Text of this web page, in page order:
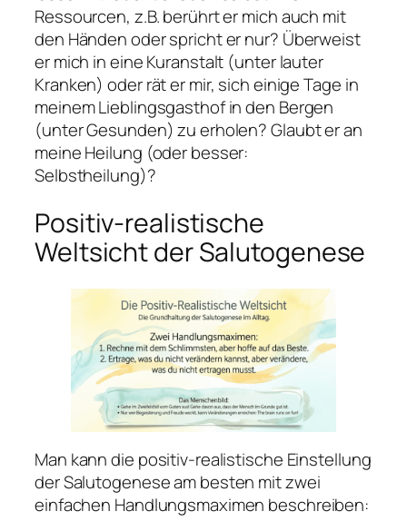
Ressourcen, z.B. berührt er mich auch mit
den Händen oder spricht er nur? Überweist
er mich in eine Kuranstalt (unter lauter
Kranken) oder rät er mir, sich einige Tage in
meinem Lieblingsgasthof in den Bergen
(unter Gesunden) zu erholen? Glaubt er an
meine Heilung (oder besser:
Selbstheilung)?
Positiv-realistische
Weltsicht der Salutogenese
Man kann die positiv-realistische Einstellung
der Salutogenese am besten mit zwei
einfachen Handlungsmaximen beschreiben: